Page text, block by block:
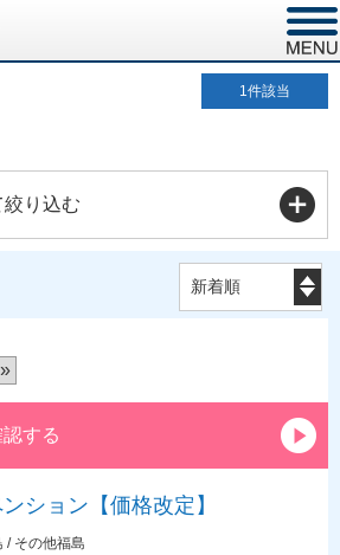
1件該当
り込む
»
する
ション【価格改定】
/ その他福島